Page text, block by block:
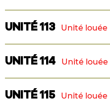
Superficie : 1213
3 chambres
Superficie : 1275
Logement
3 1/2
Superficie : 745
UNITÉ 113 Unité louée
Maison de ville
2 chambres
UNITÉ 114 Unité louée
Maison de ville
UNITÉ 115 Unité louée